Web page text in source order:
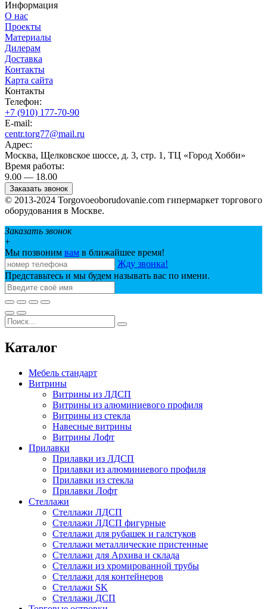
Информация
О нас
Проекты
Материалы
Дилерам
Доставка
Контакты
Карта сайта
Контакты
Телефон:
+7 (910) 177-70-90
E-mail:
centr.torg77@mail.ru
Адрес:
Москва, Щелковское шоссе, д. 3, стр. 1, ТЦ «Город Хобби»
Время работы:
9.00 — 18.00
Заказать звонок
© 2013-2024 Torgovoeoborudovanie.com гипермаркет торгового
оборудования в Москве.
Заказать звонок
+
Мы позвоним вам в ближайшее время!
Жду звонка!
Представьтесь и мы будем называть вас по имени.
Каталог
Мебель стандарт
Витрины
Витрины из ЛДСП
Витрины из алюминиевого профиля
Витрины из стекла
Навесные витрины
Витрины Лофт
Прилавки
Прилавки из ЛДСП
Прилавки из алюминиевого профиля
Прилавки из стекла
Прилавки Лофт
Стеллажи
Стеллажи ЛДСП
Стеллажи ЛДСП фигурные
Стеллажи для рубашек и галстуков
Стеллажи металлические пристенные
Стеллажи для Архива и склада
Стеллажи из хромированной трубы
Стеллажи для контейнеров
Стеллажи SK
Стеллажи ДСП